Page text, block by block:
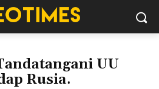
UU
Rusia.